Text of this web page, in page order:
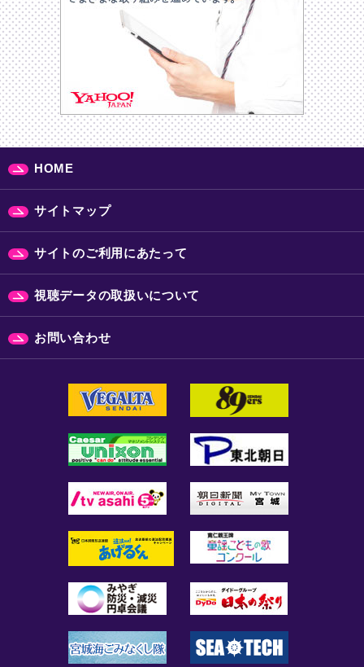
HOME
サイトマップ
サイトのご利用にあたって
視聴データの取扱いについて
お問い合わせ